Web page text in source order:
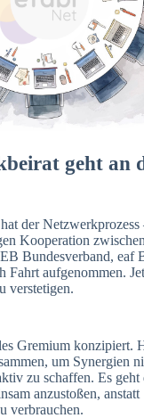
geht an
der Netzwerkprozess
Kooperation zwischen
Bundesverband, eaf
Fahrt aufgenommen.
verstetigen.
Gremium konzipiert.
um Synergien
zu schaffen. Es geht
anzustoßen, anstatt
verbrauchen.